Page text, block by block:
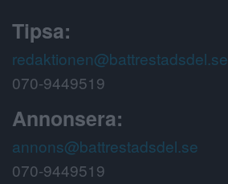
Tipsa:
redaktionen@battrestadsdel.se
070-9449519
Annonsera:
annons@battrestadsdel.se
070-9449519